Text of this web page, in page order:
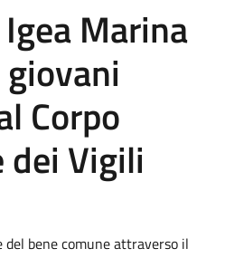
Marina
Corpo
dei Vigili
del bene comune attraverso il